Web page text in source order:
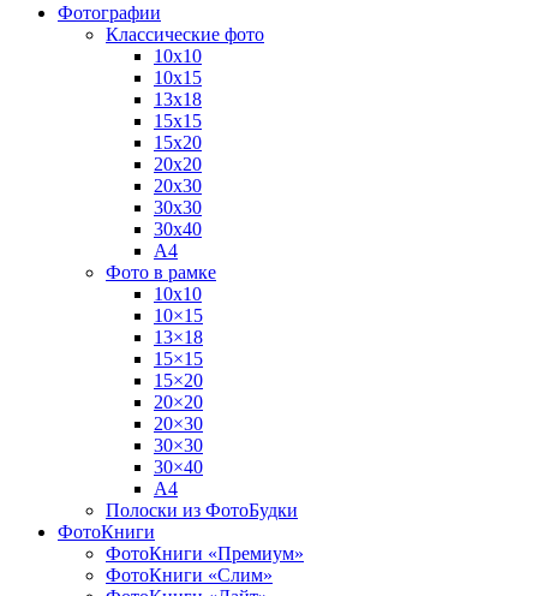
Фотографии
Классические фото
10х10
10х15
13х18
15х15
15х20
20х20
20х30
30х30
30х40
А4
Фото в рамке
10х10
10×15
13×18
15×15
15×20
20×20
20×30
30×30
30×40
A4
Полоски из ФотоБудки
ФотоКниги
ФотоКниги «Премиум»
ФотоКниги «Слим»